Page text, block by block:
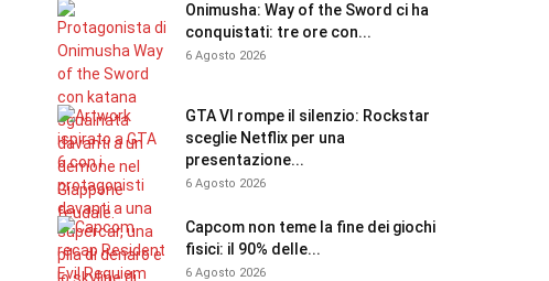
Onimusha: Way of the Sword ci ha
conquistati: tre ore con...
6 Agosto 2026
GTA VI rompe il silenzio: Rockstar
sceglie Netflix per una
presentazione...
6 Agosto 2026
Capcom non teme la fine dei giochi
fisici: il 90% delle...
6 Agosto 2026